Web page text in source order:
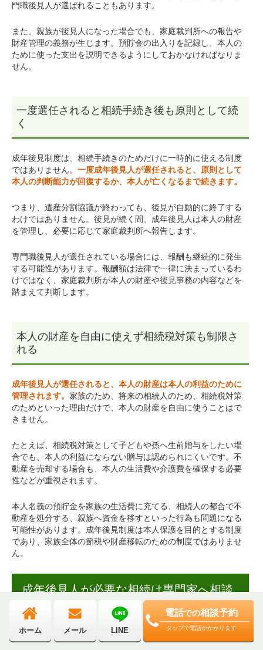
門職後見人が選ばれることもあります。
また、親族が後見人になった場合でも、家庭裁判所への報告や
財産管理の義務が生じます。預貯金の出入りを記録し、本人の
ために使った支出を説明できるようにしておかなければなりま
せん。
一度選任されると相続手続き後も原則として続
く
成年後見制度は、相続手続きのためだけに一時的に使える制度
ではありません。一度成年後見人が選任されると、原則として
本人の判断能力が回復するか、本人が亡くなるまで続きます。
つまり、遺産分割協議が終わっても、後見が自動的に終了する
わけではありません。後見が続く間、成年後見人は本人の財産
を管理し、必要に応じて家庭裁判所へ報告します。
専門職後見人が選任されている場合には、報酬も継続的に発生
する可能性があります。報酬額は法律で一律に決まっているわ
けではなく、家庭裁判所が本人の財産や後見事務の内容などを
踏まえて判断します。
本人の財産を自由に使えず相続税対策も制限さ
れる
成年後見人が選任されると、本人の財産は本人の利益のために
管理されます。家族のため、将来の相続人のため、相続税対策
のためといった理由だけで、本人の財産を自由に使うことはで
きません。
たとえば、相続税対策として子どもや孫へ生前贈与をしたい場
合でも、本人の利益にならない贈与は認められにくいです。不
動産を売却する場合も、本人の生活費や介護費を確保する必要
性などが重視されます。
本人名義の預貯金を家族の生活費に充てる、相続人の都合で不
動産を処分する、親族へ資金を移すといった行為も問題になる
可能性があります。成年後見制度は本人保護を目的とする制度
であり、家族全体の節税や財産移転のための制度ではありませ
ん。
成年後見人が必要な相続は専門家へ相談
すべき理由
成年後見人が関係する相続は、通常の相続よりも複雑になりや
ホーム メール LINE
電話での相談予約
タップで電話がかかります